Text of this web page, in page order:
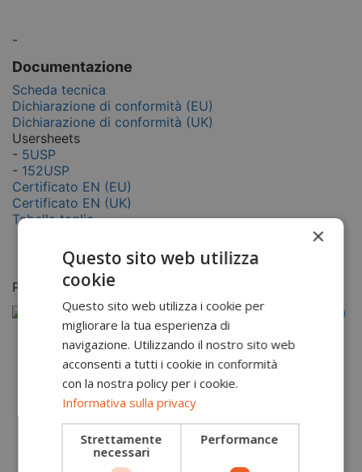
-
Documentazione
Scheda tecnica
Dichiarazione di conformità (EU)
Dichiarazione di conformità (UK)
Usersheets
- 5USP
- 152USP
Certificato EN (EU)
Certificato EN (UK)
Tabella taglie
Potrebbero piacerti anche
×
Questo sito web utilizza
cookie
Questo sito web utilizza i cookie per
migliorare la tua esperienza di
navigazione. Utilizzando il nostro sito web
acconsenti a tutti i cookie in conformità
con la nostra policy per i cookie.
Informativa sulla privacy
Strettamente
necessari
Performance